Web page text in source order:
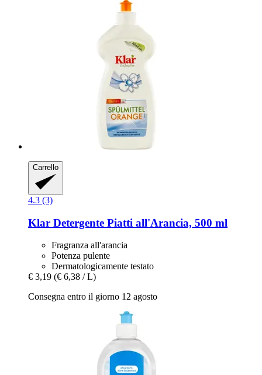
Carrello
4.3 (3)
Klar Detergente Piatti all'Arancia, 500 ml
Fragranza all'arancia
Potenza pulente
Dermatologicamente testato
€ 3,19 (€ 6,38 / L)
Consegna entro il giorno 12 agosto